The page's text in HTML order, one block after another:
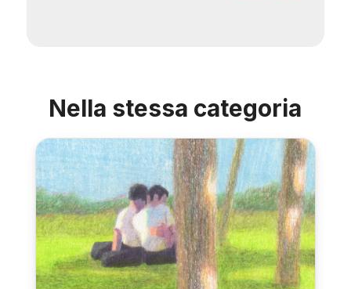
Nella stessa categoria